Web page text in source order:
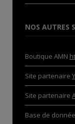
NOS AUTRES
Boutique AMN
Site partenaire
Site partenaire
Base de